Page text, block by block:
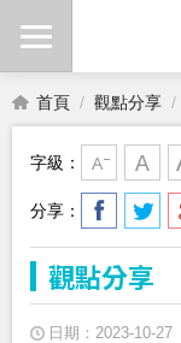
首頁 觀點分享
字級：
分享：
觀點分享
日期：2023-10-27